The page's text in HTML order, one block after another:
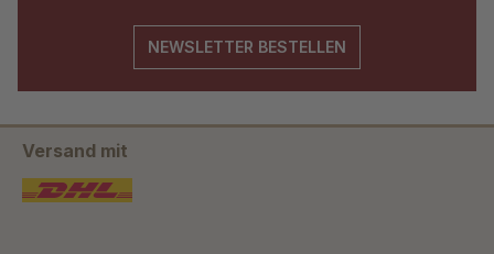
NEWSLETTER BESTELLEN
Versand mit